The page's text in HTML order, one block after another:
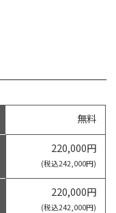
無料
220,000円
(税込242,000円)
220,000円
(税込242,000円)